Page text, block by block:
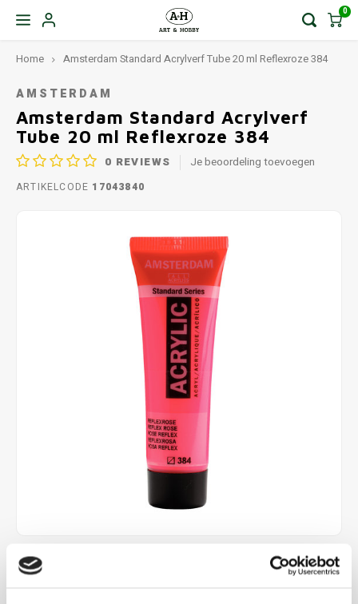
0
Home Amsterdam Standard Acrylverf Tube 20 ml Reflexroze 384
AMSTERDAM
Amsterdam Standard Acrylverf
Tube 20 ml Reflexroze 384
0 REVIEWS Je beoordeling toevoegen
ARTIKELCODE 17043840
€2,25